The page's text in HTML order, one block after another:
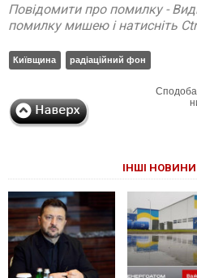
Повідомити про помилку -
помилку мишею і натисніть
Київщина радіаційний фон
ІНШІ НОВИНИ